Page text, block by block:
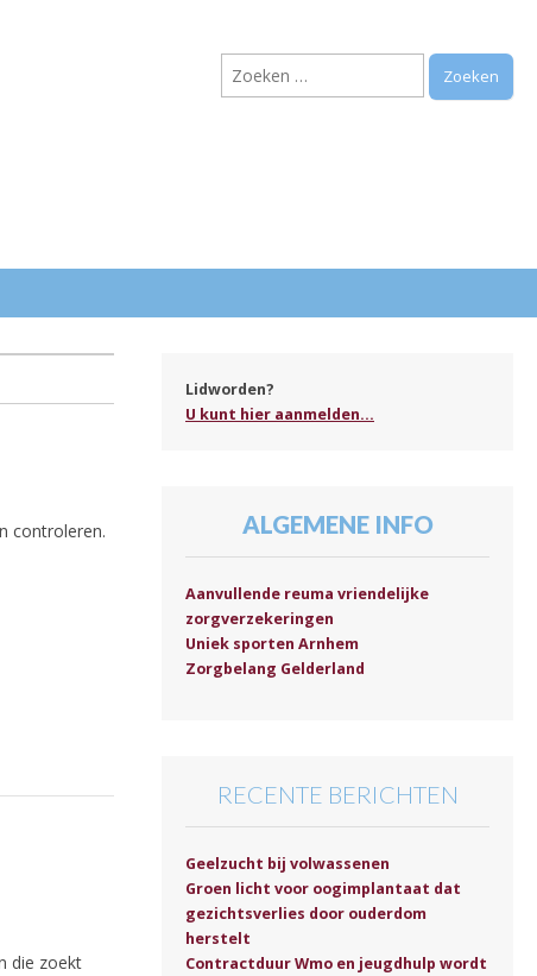
Zoeken
naar:
controleren.
die zoekt
Lidworden?
U kunt hier aanmelden...
ALGEMENE INFO
Aanvullende reuma vriendelijke
zorgverzekeringen
Uniek sporten Arnhem
Zorgbelang Gelderland
RECENTE BERICHTEN
Geelzucht bij volwassenen
Groen licht voor oogimplantaat dat
gezichtsverlies door ouderdom
herstelt
Contractduur Wmo en jeugdhulp wordt